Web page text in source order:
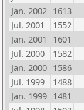
Jan. 2002 1613
Jul. 2001
1552
Jan. 2001
1601
Jul. 2000
1582
Jan. 2000 1586
Jul. 1999
1488
Jan. 1999 1481